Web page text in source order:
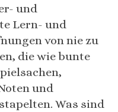
und
Lern- und
von nie zu
die wie bunte
und
Was sind